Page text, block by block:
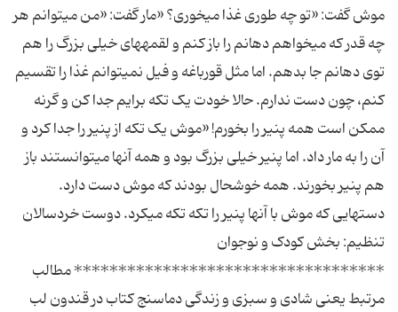
موش گفت: «تو چه طوری غذا می‏خوری؟ «مار گفت: «من می‏توانم هر
چه قدر که می‏خواهم دهانم را باز کنم و لقمه‏های خیلی بزرگ را هم
توی دهانم جا بدهم. اما مثل قورباغه و فیل نمی‏توانم غذا را تقسیم
کنم، چون دست ندارم. حالا خودت یک تکه برایم جدا کن و گرنه
ممکن است همه پنیر را بخورم! «موش یک تکه از پنیر را جدا کرد و
آن را به مار داد. اما پنیر خیلی بزرگ بود و همه آنها می‏توانستند باز
هم پنیر بخورند. همه خوشحال بودند که موش دست دارد.
دست‏هایی که موش با آنها پنیر را تکه تکه می‏کرد. دوست خردسالان
تنظیم: بخش کودک و نوجوان
*********************************** مطالب
مرتبط یعنی شادی و سبزی و زندگی دماسنج کتاب در قندون لب